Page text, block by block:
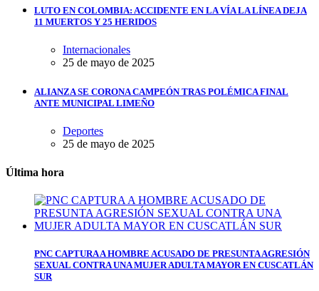
LUTO EN COLOMBIA: ACCIDENTE EN LA VÍA LA LÍNEA DEJA
11 MUERTOS Y 25 HERIDOS
Internacionales
25 de mayo de 2025
ALIANZA SE CORONA CAMPEÓN TRAS POLÉMICA FINAL
ANTE MUNICIPAL LIMEÑO
Deportes
25 de mayo de 2025
Última hora
PNC CAPTURA A HOMBRE ACUSADO DE PRESUNTA AGRESIÓN
SEXUAL CONTRA UNA MUJER ADULTA MAYOR EN CUSCATLÁN
SUR